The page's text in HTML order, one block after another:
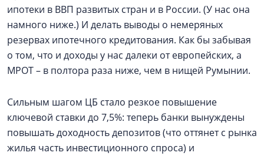
ипотеки в ВВП развитых стран и в России. (У нас она
намного ниже.) И делать выводы о немеряных
резервах ипотечного кредитования. Как бы забывая
о том, что и доходы у нас далеки от европейских, а
МРОТ – в полтора раза ниже, чем в нищей Румынии.
Сильным шагом ЦБ стало резкое повышение
ключевой ставки до 7,5%: теперь банки вынуждены
повышать доходность депозитов (что оттянет с рынка
жилья часть инвестиционного спроса) и